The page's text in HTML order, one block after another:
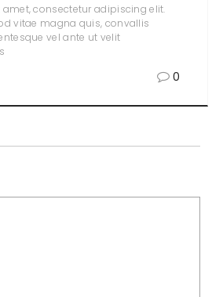
consectetur adipiscing elit.
vitae magna quis, convallis
vel ante ut velit
0